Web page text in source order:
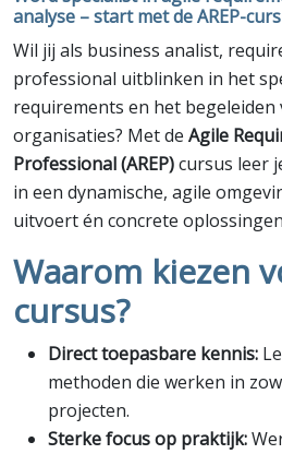
analyse – start met de AREP-
Wil jij als business analist,
professional uitblinken in het
requirements en het
organisaties? Met de Agile
Professional (AREP)cursus leer
in een dynamische, agile
uitvoert én concrete
Waarom kiezen
cursus?
Direct toepasbare kennis:
methoden die werken in
projecten.
Sterke focus op praktijk: